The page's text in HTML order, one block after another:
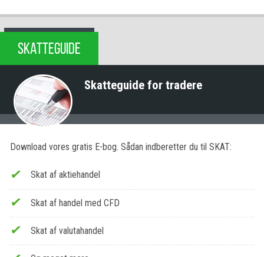
SKATTEGUIDE
Skatteguide for tradere
Download vores gratis E-bog. Sådan indberetter du til SKAT:
Skat af aktiehandel
Skat af handel med CFD
Skat af valutahandel